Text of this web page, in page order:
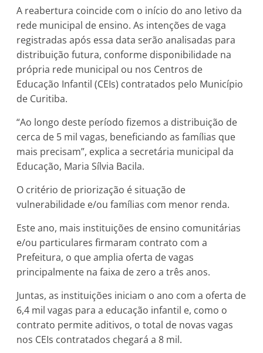
A reabertura coincide com o início do ano letivo da
rede municipal de ensino. As intenções de vaga
registradas após essa data serão analisadas para
distribuição futura, conforme disponibilidade na
própria rede municipal ou nos Centros de
Educação Infantil (CEIs) contratados pelo Município
de Curitiba.
“Ao longo deste período fizemos a distribuição de
cerca de 5 mil vagas, beneficiando as famílias que
mais precisam”, explica a secretária municipal da
Educação, Maria Sílvia Bacila.
O critério de priorização é situação de
vulnerabilidade e/ou famílias com menor renda.
Este ano, mais instituições de ensino comunitárias
e/ou particulares firmaram contrato com a
Prefeitura, o que amplia oferta de vagas
principalmente na faixa de zero a três anos.
Juntas, as instituições iniciam o ano com a oferta de
6,4 mil vagas para a educação infantil e, como o
contrato permite aditivos, o total de novas vagas
nos CEIs contratados chegará a 8 mil.